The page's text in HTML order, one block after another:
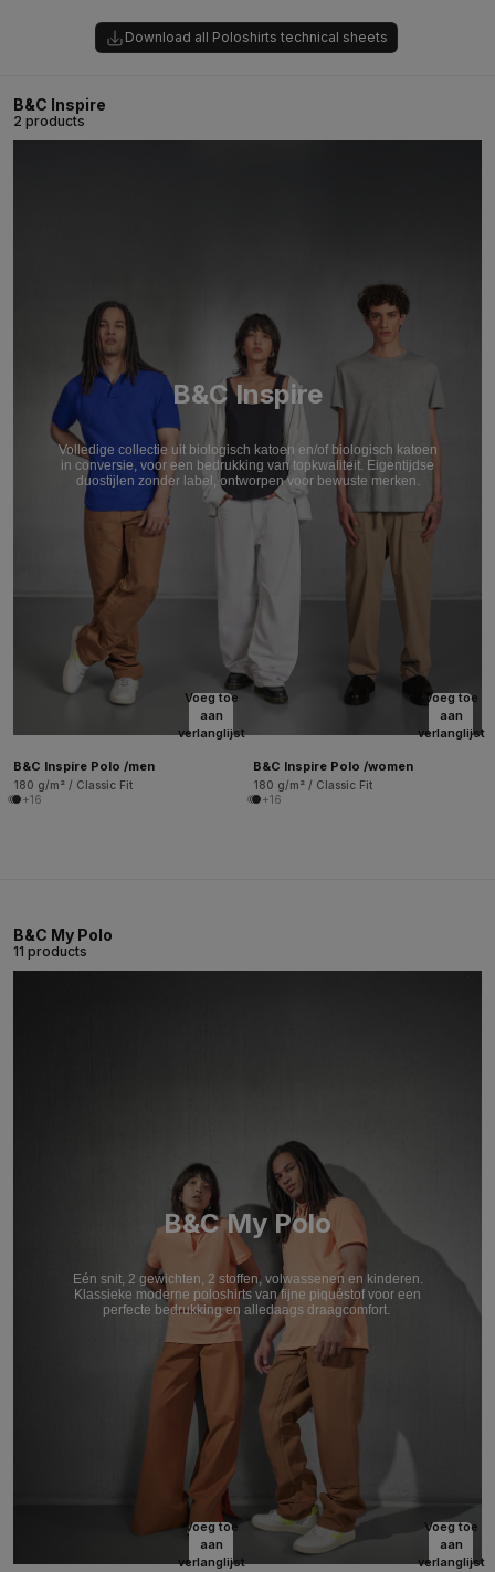
Download all Poloshirts technical sheets
B&C Inspire
2 products
B&C Inspire
Volledige collectie uit biologisch katoen en/of biologisch katoen
in conversie, voor een bedrukking van topkwaliteit. Eigentijdse
duostijlen zonder label, ontworpen voor bewuste merken.
Voeg toe
aan
verlanglijst
B&C Inspire Polo /men
180 g/m² / Classic Fit
+16
Voeg toe
aan
verlanglijst
B&C Inspire Polo /women
180 g/m² / Classic Fit
+16
B&C My Polo
11 products
B&C My Polo
Eén snit, 2 gewichten, 2 stoffen, volwassenen en kinderen.
Klassieke moderne poloshirts van fijne piquéstof voor een
perfecte bedrukking en alledaags draagcomfort.
Voeg toe
aan
verlanglijst
Voeg toe
aan
verlanglijst